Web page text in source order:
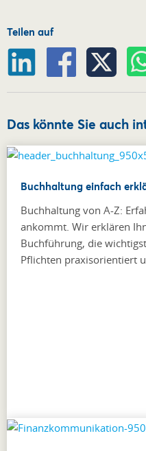
Teilen auf
Das könnte Sie auch
Buchhaltung einfach
Buchhaltung von A-Z:
ankommt. Wir erklären
Buchführung, die
Pflichten praxisorientiert